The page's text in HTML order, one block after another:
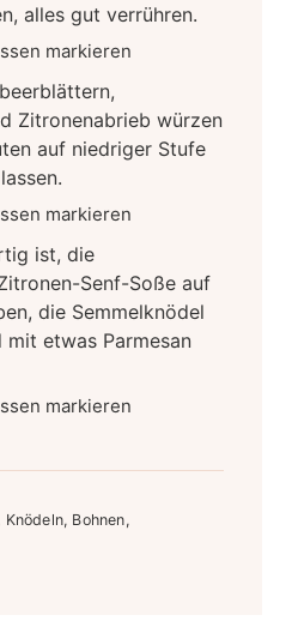
alles gut verrühren.
markieren
Zitronenabrieb würzen
auf niedriger Stufe
markieren
ist, die
Senf-Soße auf
die Semmelknödel
mit etwas Parmesan
markieren
Bohnen,